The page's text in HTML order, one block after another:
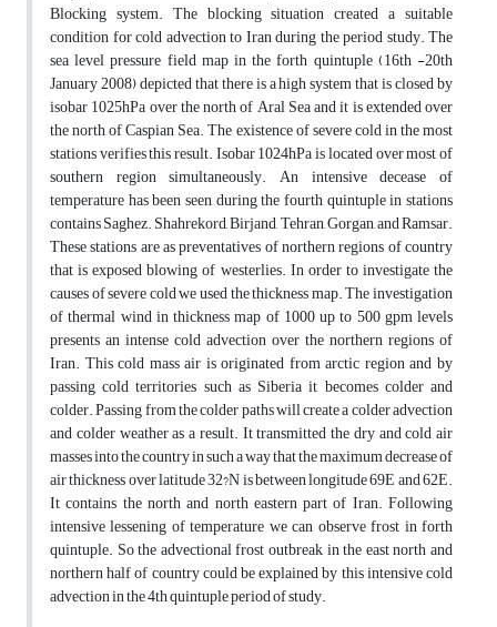
Blocking system. The blocking situation created a suitable
condition for cold advection to Iran during the period study. The
sea level pressure field map in the forth quintuple (16th -20th
January 2008) depicted that there is a high system that is closed by
isobar 1025hPa over the north of Aral Sea and it is extended over
the north of Caspian Sea. The existence of severe cold in the most
stations verifies this result. Isobar 1024hPa is located over most of
southern region simultaneously. An intensive decease of
temperature has been seen during the fourth quintuple in stations
contains Saghez. Shahrekord, Birjand, Tehran, Gorgan, and Ramsar.
These stations are as preventatives of northern regions of country
that is exposed blowing of westerlies. In order to investigate the
causes of severe cold we used the thickness map. The investigation
of thermal wind in thickness map of 1000 up to 500 gpm levels
presents an intense cold advection over the northern regions of
Iran. This cold mass air is originated from arctic region and by
passing cold territories such as Siberia it becomes colder and
colder. Passing from the colder paths will create a colder advection
and colder weather as a result. It transmitted the dry and cold air
masses into the country in such a way that the maximum decrease of
air thickness over latitude 32?N is between longitude 69E and 62E.
It contains the north and north eastern part of Iran. Following
intensive lessening of temperature we can observe frost in forth
quintuple. So the advectional frost outbreak in the east north and
northern half of country could be explained by this intensive cold
advection in the 4th quintuple period of study.